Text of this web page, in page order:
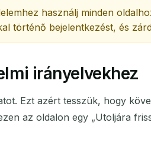
használj minden
történő bejelentkezést, és
irányelvekhez
Ezt azért tesszük, hogy
az oldalon egy „Utoljára